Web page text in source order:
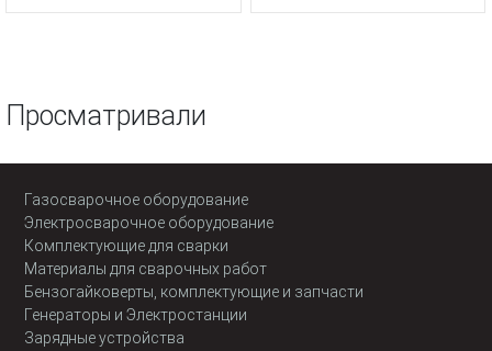
Просматривали
Газосварочное оборудование
Электросварочное оборудование
Комплектующие для сварки
Материалы для сварочных работ
Бензогайковерты, комплектующие и запчасти
Генераторы и Электростанции
Зарядные устройства